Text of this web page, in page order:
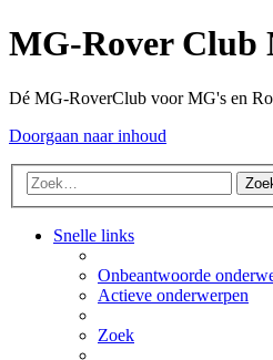
MG-Rover Club
Dé MG-RoverClub voor MG's en
Doorgaan naar inhoud
Snelle links
Onbeantwoorde
Actieve onderwerpen
Zoek